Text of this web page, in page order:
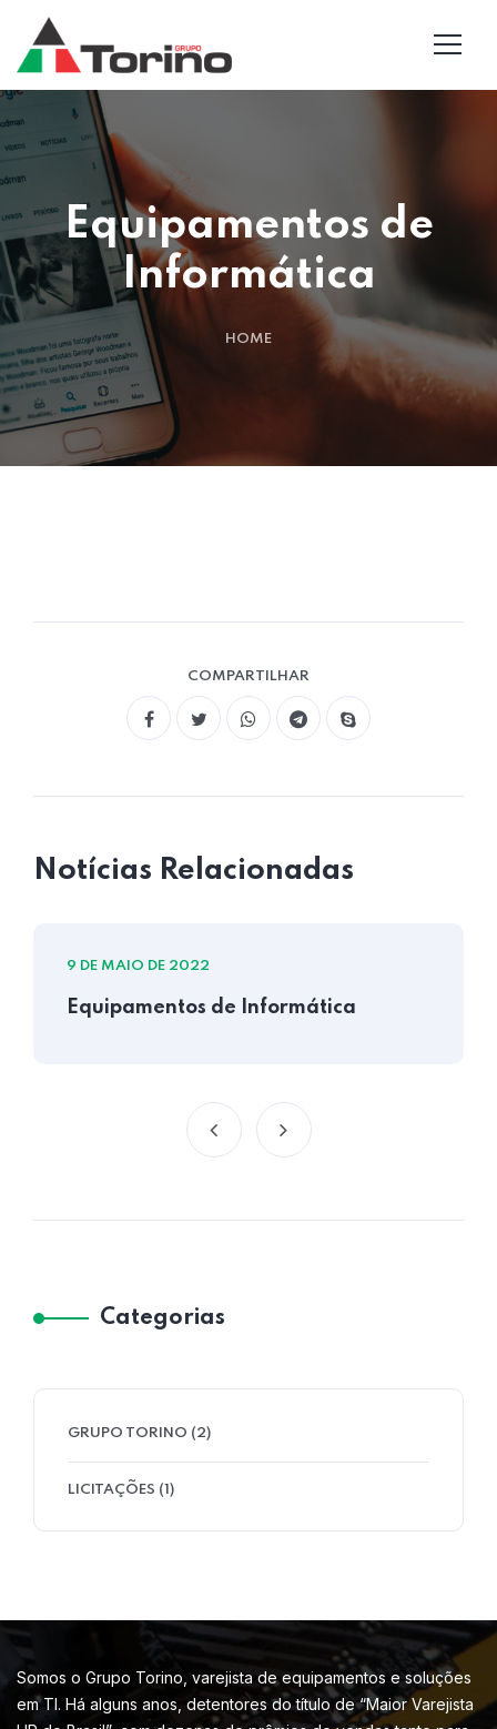
Equipamentos de
Informática
HOME
COMPARTILHAR
Notícias Relacionadas
9 DE MAIO DE 2022
Equipamentos de Informática
Categorias
GRUPO TORINO (2)
LICITAÇÕES (1)
Somos o Grupo Torino, varejista de equipamentos e soluções
em TI. Há alguns anos, detentores do título de “Maior Varejista